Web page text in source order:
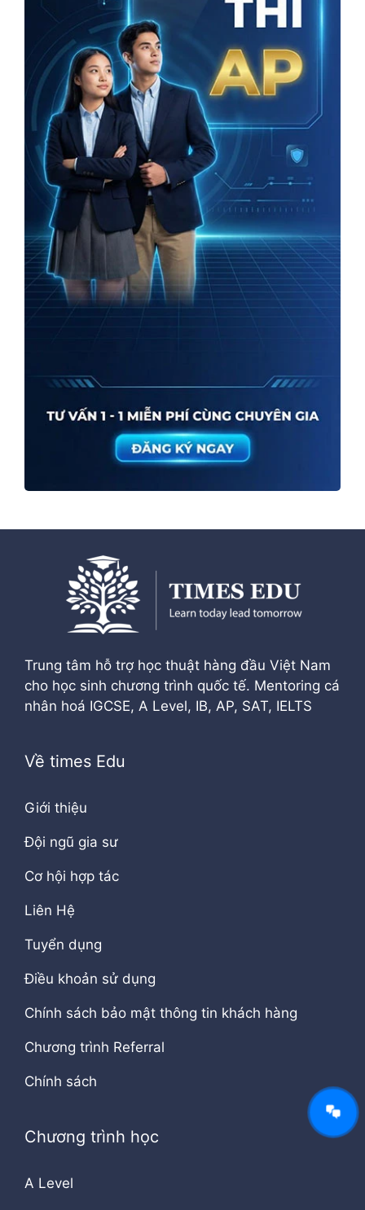
Trung tâm hỗ trợ học thuật hàng đầu Việt Nam
cho học sinh chương trình quốc tế. Mentoring cá
nhân hoá IGCSE, A Level, IB, AP, SAT, IELTS
Về times Edu
Giới thiệu
Đội ngũ gia sư
Cơ hội hợp tác
Liên Hệ
Tuyển dụng
Điều khoản sử dụng
Chính sách bảo mật thông tin khách hàng
Chương trình Referral
Chính sách
Chương trình học
A Level